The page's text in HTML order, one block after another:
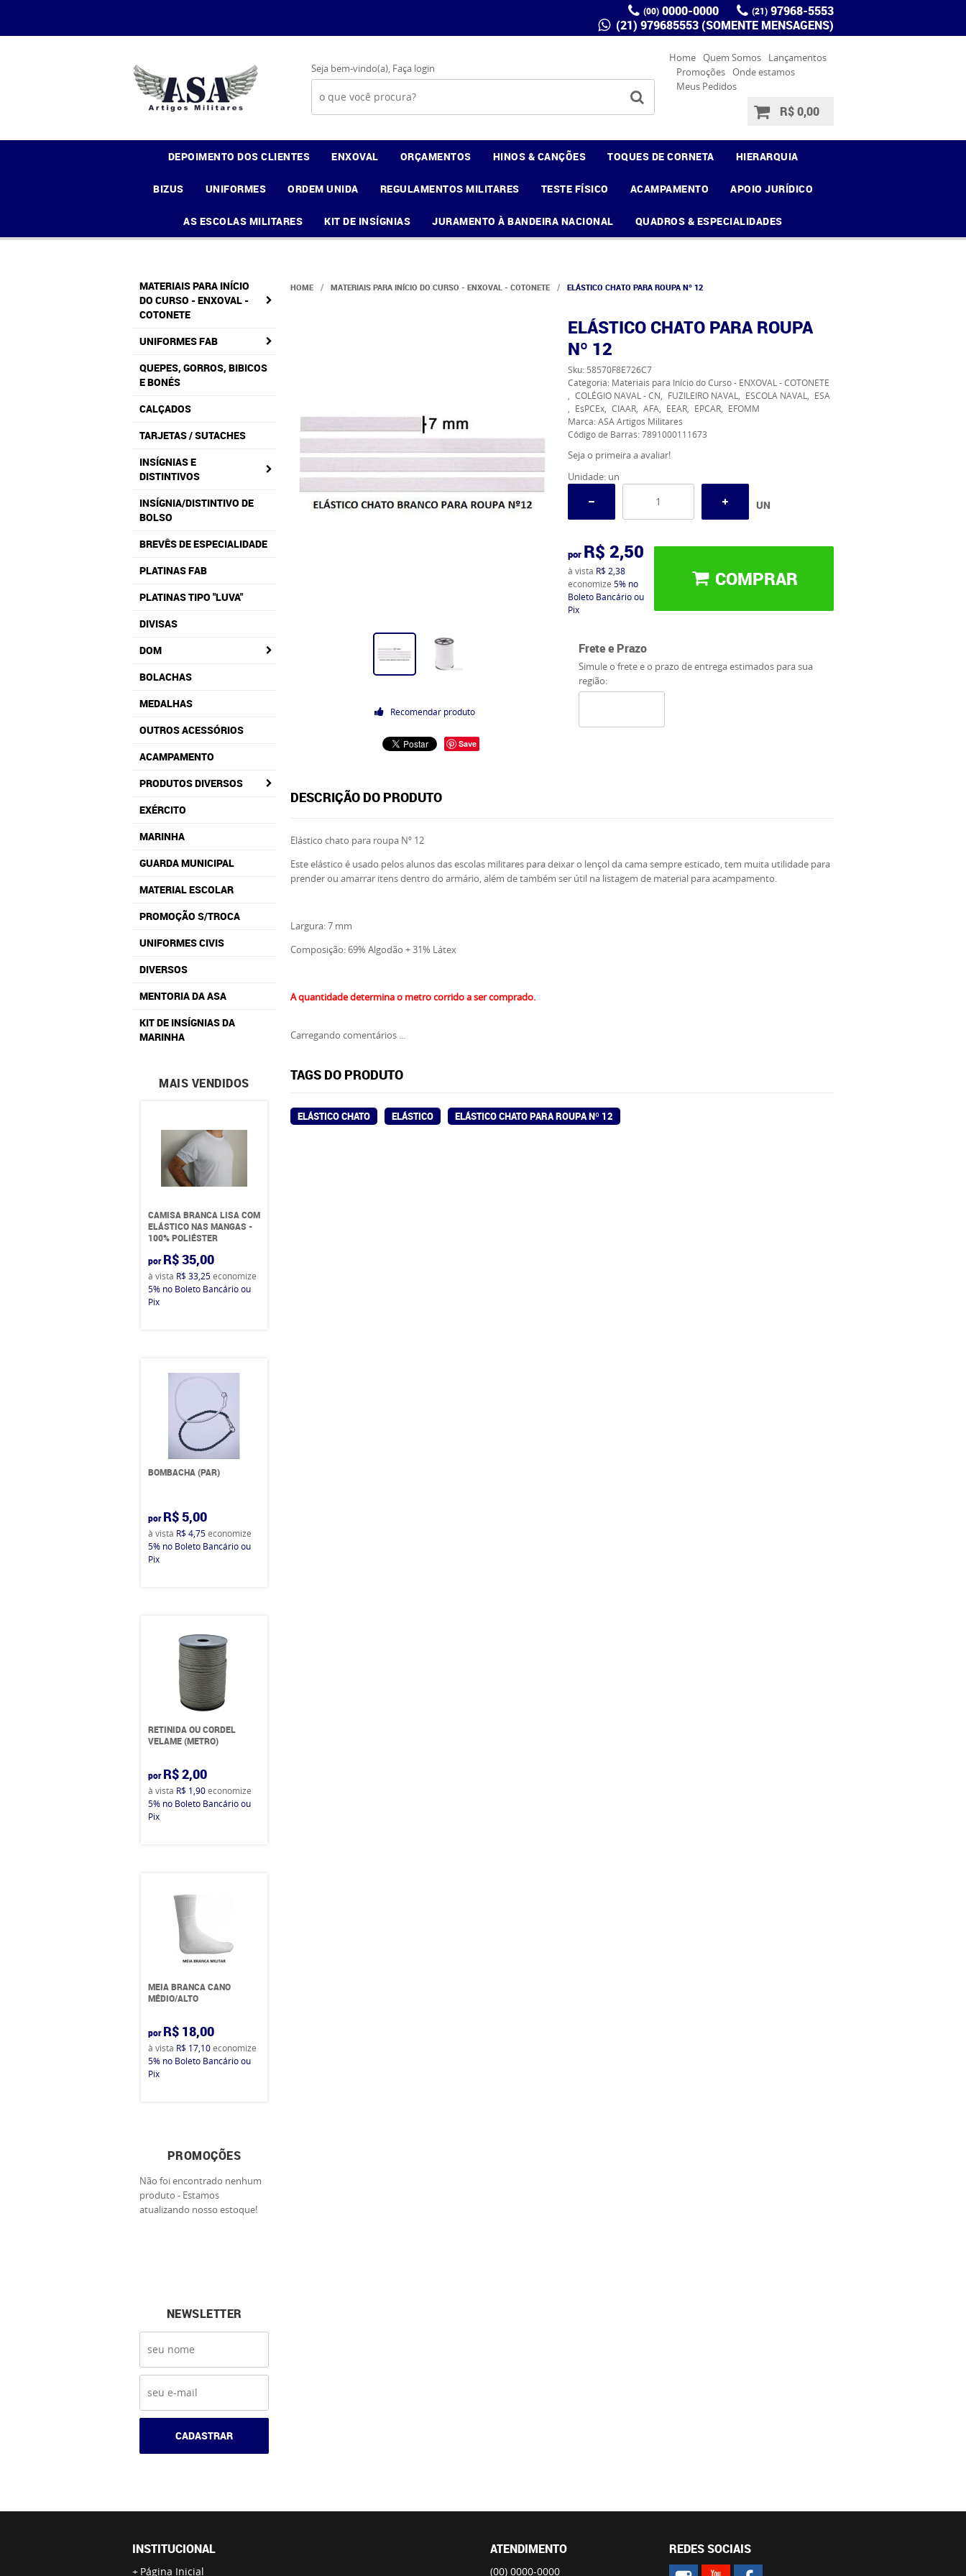
(00) 0000-0000 (21) 97968-5553
(21) 979685553 (SOMENTE MENSAGENS)
Seja bem-vindo(a), Faça login
Home Quem Somos
Lançamentos
Promoções Onde estamos
Meus Pedidos
R$ 0,00
DEPOIMENTO DOS CLIENTES ENXOVAL ORÇAMENTOS HINOS & CANÇÕES TOQUES DE CORNETA HIERARQUIA
BIZUS UNIFORMES ORDEM UNIDA REGULAMENTOS MILITARES TESTE FÍSICO ACAMPAMENTO APOIO JURÍDICO
AS ESCOLAS MILITARES KIT DE INSÍGNIAS JURAMENTO À BANDEIRA NACIONAL QUADROS & ESPECIALIDADES
MATERIAIS PARA INÍCIO
DO CURSO - ENXOVAL -
COTONETE
UNIFORMES FAB
QUEPES, GORROS, BIBICOS
E BONÉS
CALÇADOS
TARJETAS / SUTACHES
INSÍGNIAS E
DISTINTIVOS
INSÍGNIA/DISTINTIVO DE
BOLSO
BREVÊS DE ESPECIALIDADE
PLATINAS FAB
PLATINAS TIPO "LUVA"
DIVISAS
DOM
BOLACHAS
MEDALHAS
OUTROS ACESSÓRIOS
ACAMPAMENTO
PRODUTOS DIVERSOS
EXÉRCITO
MARINHA
GUARDA MUNICIPAL
MATERIAL ESCOLAR
PROMOÇÃO S/TROCA
UNIFORMES CIVIS
DIVERSOS
MENTORIA DA ASA
KIT DE INSÍGNIAS DA
MARINHA
MAIS VENDIDOS
CAMISA BRANCA LISA COM
ELÁSTICO NAS MANGAS -
100% POLIÉSTER
por R$ 35,00
à vista R$ 33,25economize
5% no Boleto Bancário ou
Pix
BOMBACHA (PAR)
por R$ 5,00
à vista R$ 4,75economize
5% no Boleto Bancário ou
Pix
RETINIDA OU CORDEL
VELAME (METRO)
por R$ 2,00
à vista R$ 1,90economize
5% no Boleto Bancário ou
Pix
MEIA BRANCA CANO
MÉDIO/ALTO
por R$ 18,00
à vista R$ 17,10economize
5% no Boleto Bancário ou
Pix
PROMOÇÕES
Não foi encontrado nenhum
produto - Estamos
atualizando nosso estoque!
NEWSLETTER
CADASTRAR
HOME MATERIAIS PARA INÍCIO DO CURSO - ENXOVAL - COTONETE ELÁSTICO CHATO PARA ROUPA Nº 12
Recomendar produto
Save
ELÁSTICO CHATO PARA ROUPA
Nº 12
Sku: 58570F8E726C7
Categoria: Materiais para Início do Curso - ENXOVAL - COTONETE
COLÉGIO NAVAL - CN
FUZILEIRO NAVAL ESCOLA NAVAL
ESA
EsPCEx
CIAAR AFA EEAR EPCAR
EFOMM
Marca:ASA Artigos Militares
Código de Barras:7891000111673
Seja o primeira a avaliar!
Unidade: un
UN
por R$ 2,50
à vista R$ 2,38
economize 5% no
Boleto Bancário ou
Pix
COMPRAR
Frete e Prazo
Simule o frete e o prazo de entrega estimados para sua
região:
DESCRIÇÃO DO PRODUTO
Elástico chato para roupa Nº 12
Este elástico é usado pelos alunos das escolas militares para deixar o lençol da cama sempre esticado, tem muita utilidade para
prender ou amarrar itens dentro do armário, além de também ser útil na listagem de material para acampamento.
Largura: 7 mm
Composição: 69% Algodão + 31% Látex
A quantidade determina o metro corrido a ser comprado.
Carregando comentários ...
TAGS DO PRODUTO
ELÁSTICO CHATO ELÁSTICO ELÁSTICO CHATO PARA ROUPA Nº 12
INSTITUCIONAL
Página Inicial
ATENDIMENTO
(00) 0000-0000
REDES SOCIAIS